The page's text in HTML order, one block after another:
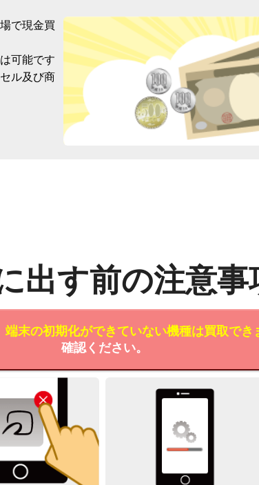
で現金買
可能です
ル及び商
出す前の注意事
末の初期化ができていない機種は買取でき
確認ください。